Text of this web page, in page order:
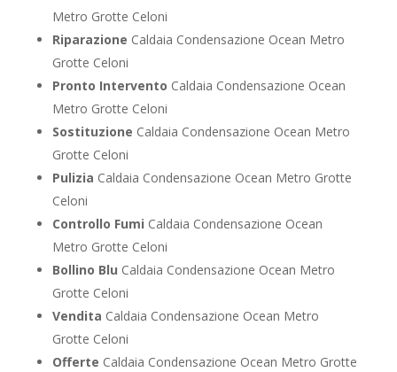
Metro Grotte Celoni
Riparazione Caldaia Condensazione Ocean Metro
Grotte Celoni
Pronto Intervento Caldaia Condensazione Ocean
Metro Grotte Celoni
Sostituzione Caldaia Condensazione Ocean Metro
Grotte Celoni
Pulizia Caldaia Condensazione Ocean Metro Grotte
Celoni
Controllo Fumi Caldaia Condensazione Ocean
Metro Grotte Celoni
Bollino Blu Caldaia Condensazione Ocean Metro
Grotte Celoni
Vendita Caldaia Condensazione Ocean Metro
Grotte Celoni
Offerte Caldaia Condensazione Ocean Metro Grotte